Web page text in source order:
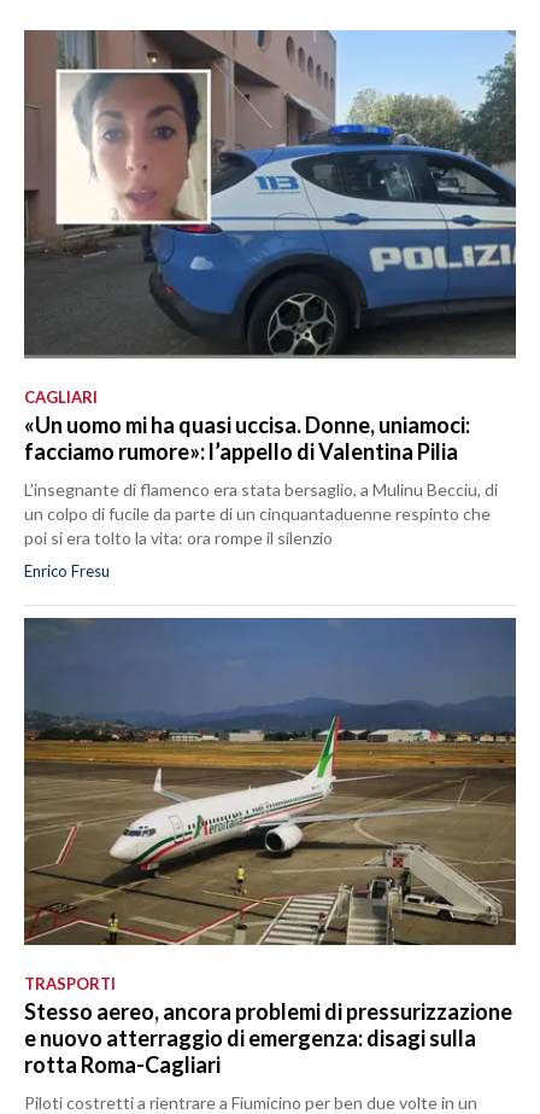
CAGLIARI
«Un uomo mi ha quasi uccisa. Donne, uniamoci:
facciamo rumore»: l’appello di Valentina Pilia
L’insegnante di flamenco era stata bersaglio, a Mulinu Becciu, di
un colpo di fucile da parte di un cinquantaduenne respinto che
poi si era tolto la vita: ora rompe il silenzio
Enrico Fresu
TRASPORTI
Stesso aereo, ancora problemi di pressurizzazione
e nuovo atterraggio di emergenza: disagi sulla
rotta Roma-Cagliari
Piloti costretti a rientrare a Fiumicino per ben due volte in un